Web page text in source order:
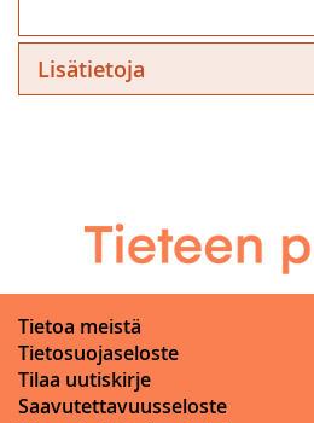
Lisätietoja
Tietoa meistä
Tietosuojaseloste
Tilaa uutiskirje
Saavutettavuusseloste